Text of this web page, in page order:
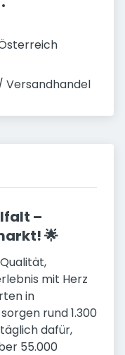
Versandhandel
–
🌟
mit Herz
in
rund 1.300
dafür,
55.000